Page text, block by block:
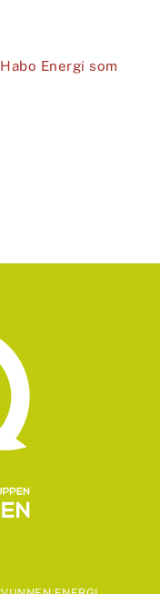
Energi som